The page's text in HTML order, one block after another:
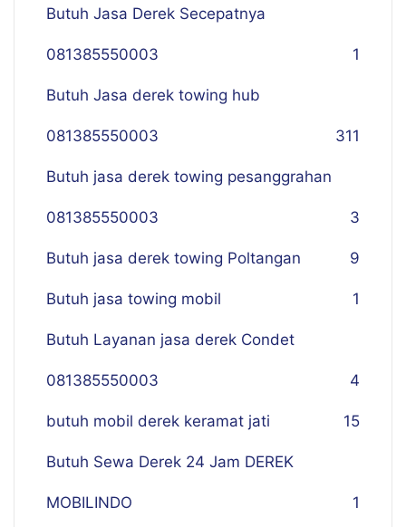
Butuh Jasa Derek Secepatnya
081385550003 1
Butuh Jasa derek towing hub
081385550003 311
Butuh jasa derek towing pesanggrahan
081385550003 3
Butuh jasa derek towing Poltangan 9
Butuh jasa towing mobil 1
Butuh Layanan jasa derek Condet
081385550003 4
butuh mobil derek keramat jati 15
Butuh Sewa Derek 24 Jam DEREK
MOBILINDO 1